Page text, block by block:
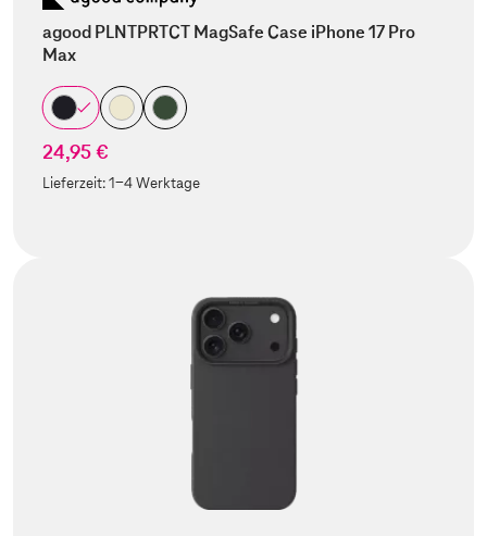
agood PLNTPRTCT MagSafe Case iPhone 17 Pro
Max
24,95 €
Lieferzeit:1-4 Werktage